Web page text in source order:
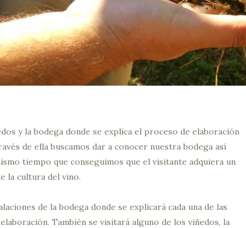
y la bodega donde se explica el proceso de elaboración
de ella buscamos dar a conocer nuestra bodega así
tiempo que conseguimos que el visitante adquiera un
la cultura del vino.
de la bodega donde se explicará cada una de las
También se visitará alguno de los viñedos, la